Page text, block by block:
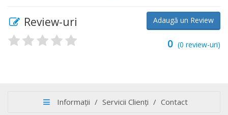
de operare. Toate produsele şi promoţiile prezente în magazinul
Market365.ro sunt valabile în limita stocului disponibil.
Review-uri Adaugă un Review
0 (0 review-uri)
Informații / Servicii Clienți / Contact